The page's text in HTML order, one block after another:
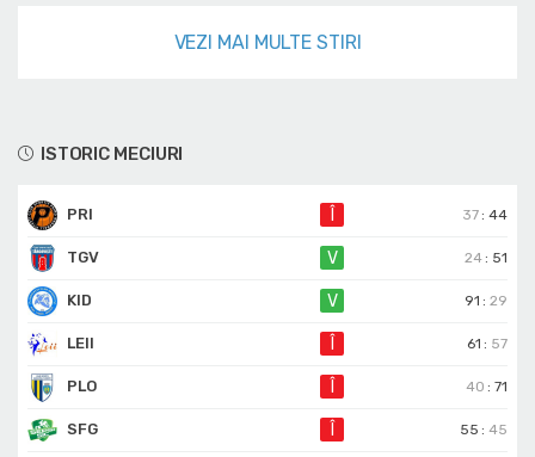
ISTORIC MECIURI
PRI 37 :44
TGV V 24 : 51
KID V 91 :29
LEII 61 : 57
PLO 40 :71
SFG 55 :45
VEZI MAI MULTE STIRI